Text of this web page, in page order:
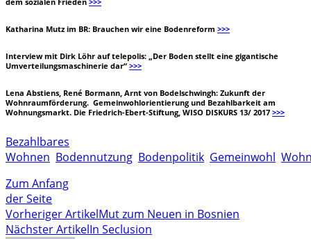
Katharina Mutz im BR: Brauchen wir eine Bodenreform >>>
Interview mit Dirk Löhr auf telepolis: „Der Boden stellt eine gigantische
Umverteilungsmaschinerie dar“ >>>
Lena Abstiens, René Bormann, Arnt von Bodelschwingh: Zukunft der
Wohnraumförderung. Gemeinwohlorientierung und Bezahlbarkeit am
Wohnungsmarkt. Die Friedrich-Ebert-Stiftung, WISO DISKURS 13/ 2017 >>>
Bezahlbares
Wohnen Bodennutzung Bodenpolitik Gemeinwohl
Zum Anfang
der Seite
Vorheriger ArtikelMut zum Neuen in Bosnien
Nächster ArtikelIn Seclusion